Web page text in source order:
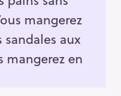
mangerez
aux
mangerez en